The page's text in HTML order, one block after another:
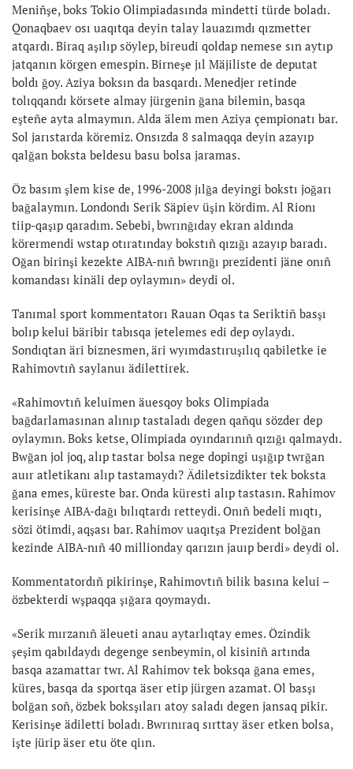
Meniñşe, boks Tokio Olimpiadasında mindetti türde boladı.
Qonaqbaev osı uaqıtqa deyin talay lauazımdı qızmetter
atqardı. Biraq aşılıp söylep, bireudi qoldap nemese sın aytıp
jatqanın körgen emespin. Birneşe jıl Mäjiliste de deputat
boldı ğoy. Aziya boksın da basqardı. Menedjer retinde
tolıqqandı körsete almay jürgenin ğana bilemin, basqa
eşteñe ayta almaymın. Alda älem men Aziya çempionatı bar.
Sol jarıstarda köremiz. Onsızda 8 salmaqqa deyin azayıp
qalğan boksta beldesu basu bolsa jaramas.
Öz basım şlem kise de, 1996-2008 jılğa deyingi bokstı joğarı
bağalaymın. Londondı Serik Säpiev üşin kördim. Al Rionı
tiip-qaşıp qaradım. Sebebi, bwrınğıday ekran aldında
körermendi wstap otıratınday bokstıñ qızığı azayıp baradı.
Oğan birinşi kezekte AIBA-nıñ bwrınğı prezidenti jäne onıñ
komandası kinäli dep oylaymın» deydi ol.
Tanımal sport kommentatorı Rauan Oqas ta Seriktiñ basşı
bolıp kelui bäribir tabısqa jetelemes edi dep oylaydı.
Sondıqtan äri biznesmen, äri wyımdastıruşılıq qabiletke ie
Rahimovtıñ saylanuı ädilettirek.
«Rahimovtıñ keluimen äuesqoy boks Olimpiada
bağdarlamasınan alınıp tastaladı degen qañqu sözder dep
oylaymın. Boks ketse, Olimpiada oyındarınıñ qızığı qalmaydı.
Bwğan jol joq, alıp tastar bolsa nege dopingi uşığıp twrğan
auır atletikanı alıp tastamaydı? Ädiletsizdikter tek boksta
ğana emes, küreste bar. Onda küresti alıp tastasın. Rahimov
kerisinşe AIBA-dağı bılıqtardı retteydi. Onıñ bedeli mıqtı,
sözi ötimdi, aqşası bar. Rahimov uaqıtşa Prezident bolğan
kezinde AIBA-nıñ 40 millionday qarızın jauıp berdi» deydi ol.
Kommentatordıñ pikirinşe, Rahimovtıñ bilik basına kelui –
özbekterdi wşpaqqa şığara qoymaydı.
«Serik mırzanıñ äleueti anau aytarlıqtay emes. Özindik
şeşim qabıldaydı degenge senbeymin, ol kisiniñ artında
basqa azamattar twr. Al Rahimov tek boksqa ğana emes,
küres, basqa da sportqa äser etip jürgen azamat. Ol basşı
bolğan soñ, özbek boksşıları atoy saladı degen jansaq pikir.
Kerisinşe ädiletti boladı. Bwrınıraq sırttay äser etken bolsa,
işte jürip äser etu öte qiın.